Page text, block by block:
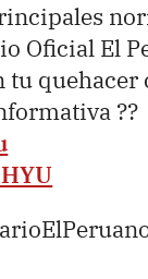
Oficial El
quehacer
??